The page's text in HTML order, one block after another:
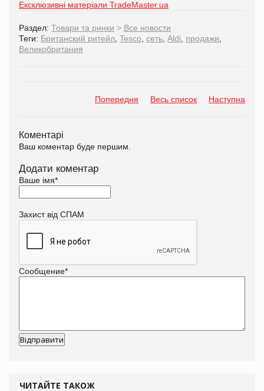
Ексклюзивні матеріали TradeMaster.ua
Раздел: Товари та ринки > Все новости
Теги: Британский ритейл, Tesco, сеть, Aldi, продажи,
Великобритания
Попередня Весь список Наступна
Коментарі
Ваш коментар буде першим.
Додати коментар
Ваше імя*
Захист від СПАМ
Сообщение*
ЧИТАЙТЕ ТАКОЖ